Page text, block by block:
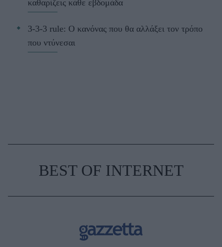
καθαρίζεις κάθε εβδομάδα
3-3-3 rule: Ο κανόνας που θα αλλάξει τον τρόπο
που ντύνεσαι
BEST OF INTERNET